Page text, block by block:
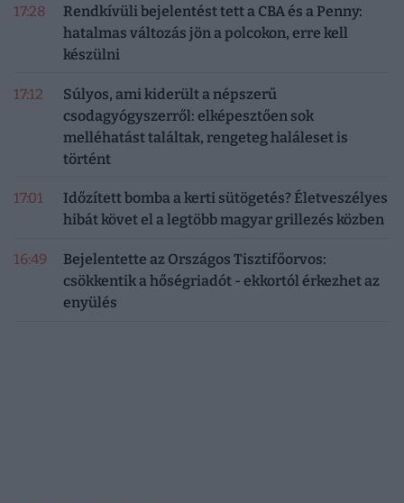
17:28
Rendkívüli bejelentést tett a CBA és a Penny:
hatalmas változás jön a polcokon, erre kell
készülni
17:12
Súlyos, ami kiderült a népszerű
csodagyógyszerről: elképesztően sok
melléhatást találtak, rengeteg haláleset is
történt
17:01
Időzített bomba a kerti sütögetés? Életveszélyes
hibát követ el a legtöbb magyar grillezés közben
16:49
Bejelentette az Országos Tisztifőorvos:
csökkentik a hőségriadót - ekkortól érkezhet az
enyülés